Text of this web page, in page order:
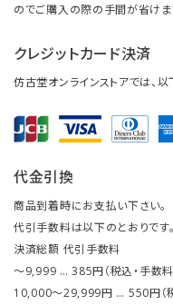
のでご購入の際の手間が省けま
クレジットカード決済
仿古堂オンラインストアでは、
代金引換
商品到着時にお支払い下さい。
代引手数料は以下のとおりです。
決済総額 代引手数料
～9,999 … 385円（税込・手数料
10,000～29,999円 … 550円（税